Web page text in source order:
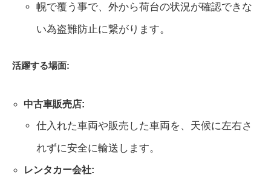
幌で覆う事で、外から荷台の状況が確認できな
い為盗難防止に繋がります。
活躍する場面:
中古車販売店:
仕入れた車両や販売した車両を、天候に左右さ
れずに安全に輸送します。
レンタカー会社: